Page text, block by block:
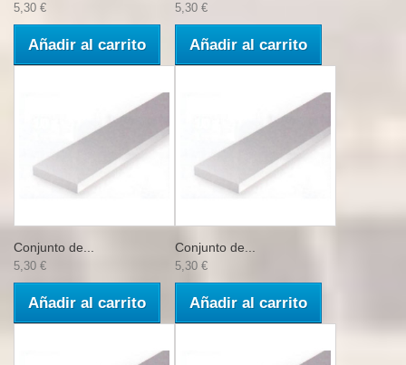
5,30 €
Añadir al carrito
5,30 €
Añadir al carrito
Conjunto de...
5,30 €
Añadir al carrito
Conjunto de...
5,30 €
Añadir al carrito